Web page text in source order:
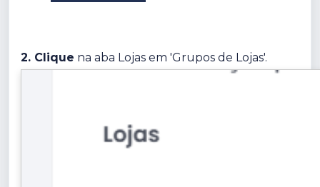
2. Clique na aba Lojas em 'Grupos de Lojas'.